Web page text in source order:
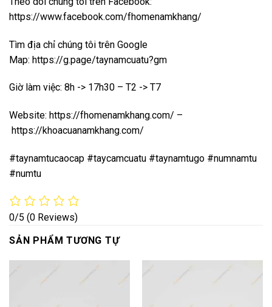
https://www.facebook.com/fhomenamkhang/
Tìm địa chỉ chúng tôi trên Google
Map: https://g.page/taynamcuatu?gm
Giờ làm việc: 8h -> 17h30 – T2 -> T7
Website: https://fhomenamkhang.com/ –
https://khoacuanamkhang.com/
#taynamtucaocap #taycamcuatu #taynamtugo #numnamtu
#numtu
0/5 (0 Reviews)
SẢN PHẨM TƯƠNG TỰ